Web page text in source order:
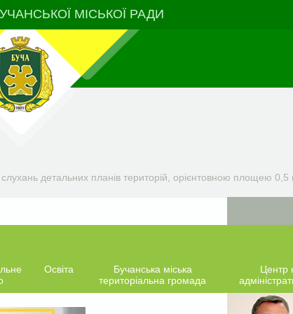
МІСЬКОЇ РАДИ
детальних планів територій, орієнтовною площею 0,5
Освіта
Бучанська міська
територіальна громада
Центр